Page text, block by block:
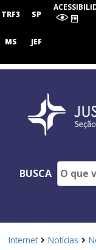
Judiciária
Paulo
TRF3 SP
MS JEF
BUSCA
Internet Notícias